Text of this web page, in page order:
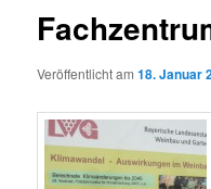
Veröffentlicht am18. Januar